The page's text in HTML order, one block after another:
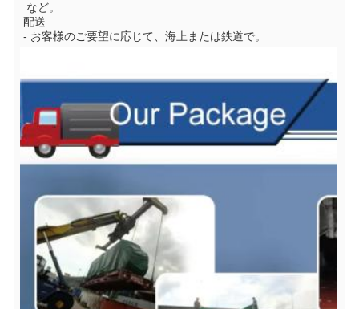
など。
配送
- お客様のご要望に応じて、海上または鉄道で。